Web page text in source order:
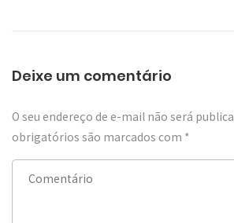
Deixe um comentário
O seu endereço de e-mail não será
obrigatórios são marcados com *